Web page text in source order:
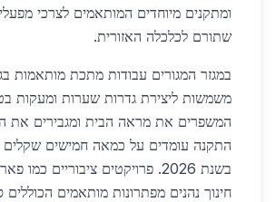
ומתקנים מיוחדים המותאמים לצרכי
שתורם לכלכלה האזורית.
במגזר המגורים עבודות מתכת מותאמות
משמשות ליצירת גדרות שערות ומעקות
המשפרים את מראה הבית ומגבירים את
התקנה עומדים על כמאה חמישים שקלים
בשנת 2026. פרויקטים ציבוריים כמו
חינוך נהנים מפתרונות מותאמים הכוללים